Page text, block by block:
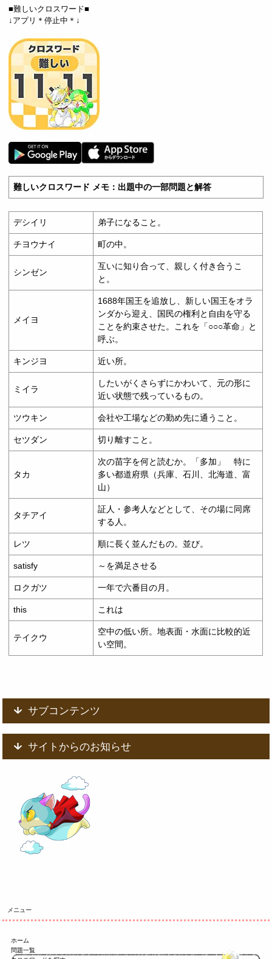
■難しいクロスワード■
↓アプリ＊停止中＊↓
難しいクロスワード メモ：出題中の一部問題と解答
デシイリ 弟子になること。
チヨウナイ 町の中。
シンゼン
互いに知り合って、親しく付き合うこ
と。
メイヨ
1688年国王を追放し、新しい国王をオラ
ンダから迎え、国民の権利と自由を守る
ことを約束させた。これを「○○○革命」と
呼ぶ。
キンジヨ 近い所。
ミイラ
したいがくさらずにかわいて、元の形に
近い状態で残っているもの。
ツウキン 会社や工場などの勤め先に通うこと。
セツダン 切り離すこと。
タカ
次の苗字を何と読むか。「多加」 特に
多い都道府県（兵庫、石川、北海道、富
山）
タチアイ
証人・参考人などとして、その場に同席
する人。
レツ 順に長く並んだもの。並び。
satisfy ～を満足させる
ロクガツ 一年で六番目の月。
this これは
テイクウ
空中の低い所。地表面・水面に比較的近
い空間。
サブコンテンツ
サイトからのお知らせ
メニュー
ホーム
問題一覧